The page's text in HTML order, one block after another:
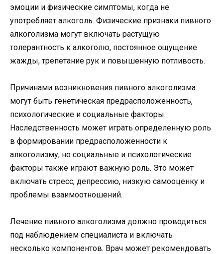
эмоции и физические симптомы, когда не
употребляет алкоголь. Физические признаки пивного
алкоголизма могут включать растущую
толерантность к алкоголю, постоянное ощущение
жажды, трепетание рук и повышенную потливость.
Причинами возникновения пивного алкоголизма
могут быть генетическая предрасположенность,
психологические и социальные факторы.
Наследственность может играть определенную роль
в формировании предрасположенности к
алкоголизму, но социальные и психологические
факторы также играют важную роль. Это может
включать стресс, депрессию, низкую самооценку и
проблемы взаимоотношений.
Лечение пивного алкоголизма должно проводиться
под наблюдением специалиста и включать
несколько компонентов. Врач может рекомендовать